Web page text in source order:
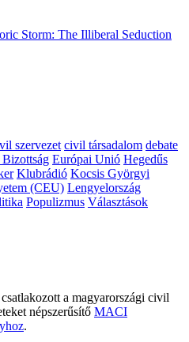
Storm: The Illiberal Seduction
szervezet civil társadalom debate
Európai Unió Hegedűs
Klubrádió Kocsis Györgyi
(CEU) Lengyelország
Populizmus Választások
a magyarországi civil
népszerűsítő MACI
.